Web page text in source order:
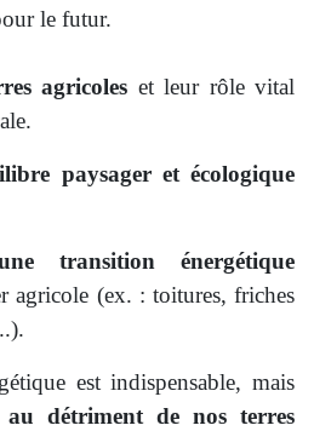
le futur.
agricoles et leur rôle vital
paysager et écologique
transition énergétique
agricole (ex. : toitures, friches
est indispensable, mais
au détriment de nos terres